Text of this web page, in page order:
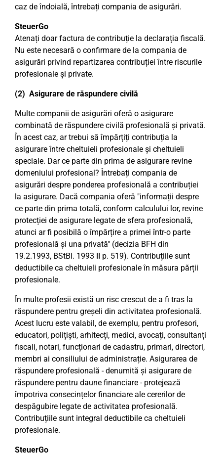
caz de îndoială, întrebați compania de asigurări.
SteuerGo
Atenați doar factura de contribuție la declarația fiscală.
Nu este necesară o confirmare de la compania de
asigurări privind repartizarea contribuției între riscurile
profesionale și private.
(2) Asigurare de răspundere civilă
Multe companii de asigurări oferă o asigurare
combinată de răspundere civilă profesională și privată.
În acest caz, ar trebui să împărțiți contribuția la
asigurare între cheltuieli profesionale și cheltuieli
speciale. Dar ce parte din prima de asigurare revine
domeniului profesional? Întrebați compania de
asigurări despre ponderea profesională a contribuției
la asigurare. Dacă compania oferă "informații despre
ce parte din prima totală, conform calculului lor, revine
protecției de asigurare legate de sfera profesională,
atunci ar fi posibilă o împărțire a primei într-o parte
profesională și una privată" (decizia BFH din
19.2.1993, BStBl. 1993 II p. 519). Contribuțiile sunt
deductibile ca cheltuieli profesionale în măsura părții
profesionale.
În multe profesii există un risc crescut de a fi tras la
răspundere pentru greșeli din activitatea profesională.
Acest lucru este valabil, de exemplu, pentru profesori,
educatori, polițiști, arhitecți, medici, avocați, consultanți
fiscali, notari, funcționari de cadastru, primari, directori,
membri ai consiliului de administrație. Asigurarea de
răspundere profesională - denumită și asigurare de
răspundere pentru daune financiare - protejează
împotriva consecințelor financiare ale cererilor de
despăgubire legate de activitatea profesională.
Contribuțiile sunt integral deductibile ca cheltuieli
profesionale.
SteuerGo